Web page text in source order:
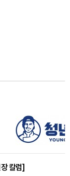
칼럼]